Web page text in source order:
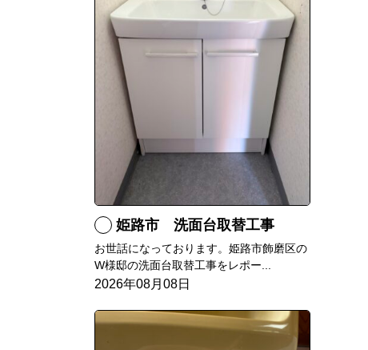
姫路市 洗面台取替工事
お世話になっております。姫路市飾磨区の
W様邸の洗面台取替工事をレポー...
2026年08月08日